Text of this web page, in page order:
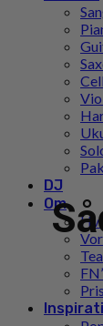
DJ
Om
Pris